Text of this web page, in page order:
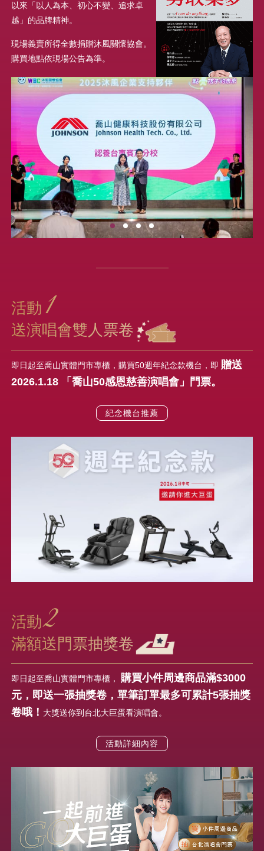
以來「以人為本、初心不變、追求卓
越」的品牌精神。
現場義賣所得全數捐贈沐風關懷協會。
購買地點依現場公告為準。
活動 1
送演唱會雙人票卷
即日起至喬山實體門市專櫃，購買50週年紀念款機台，即 贈送
2026.1.18 「喬山50感恩慈善演唱會」門票。
紀念機台推薦
活動 2
滿額送門票抽獎卷
即日起至喬山實體門市專櫃， 購買小件周邊商品滿$3000
元，即送一張抽獎卷，單筆訂單最多可累計5張抽獎
卷哦！ 大獎送你到台北大巨蛋看演唱會。
活動詳細內容